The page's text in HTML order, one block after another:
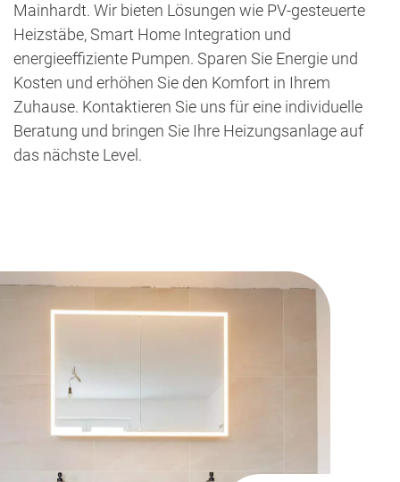
Mainhardt. Wir bieten Lösungen wie PV-gesteuerte
Heizstäbe, Smart Home Integration und
energieeffiziente Pumpen. Sparen Sie Energie und
Kosten und erhöhen Sie den Komfort in Ihrem
Zuhause. Kontaktieren Sie uns für eine individuelle
Beratung und bringen Sie Ihre Heizungsanlage auf
das nächste Level.